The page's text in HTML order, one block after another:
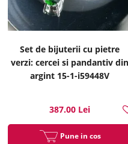
Set de bijuterii cu pietre
verzi: cercei si pandantiv din
argint 15-1-i59448V
387.00 Lei
Pune in cos